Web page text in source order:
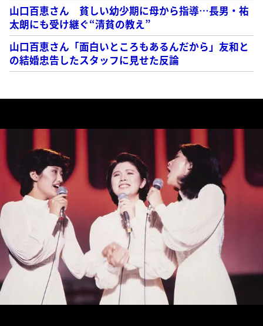
山口百恵さん 貧しい幼少期に母から指導…長男・祐
太朗にも受け継ぐ“清貧の教え”
山口百恵さん「面白いところもあるんだから」友和と
の結婚忠告したスタッフに見せた反論